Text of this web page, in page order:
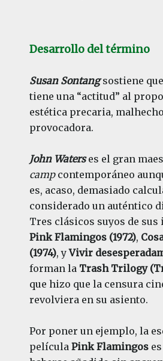
Desarrollo del término
Susan Sontangsostiene
tiene una “actitud” al
estética precaria,
provocadora.
John Waterses el gran
campcontemporáneo
es, acaso, demasiado
considerado un auténtico
Tres clásicos suyos de
Pink Flamingos (1972),
(1974), yVivir
forman la Trash Trilogy
que hizo que la censura
revolviera en su asiento.
Por poner un ejemplo, la
película Pink Flamingoses